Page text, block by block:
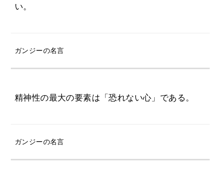
い。
ガンジーの名言
精神性の最大の要素は「恐れない心」である。
ガンジーの名言